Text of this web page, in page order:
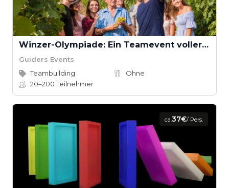
Winzer-Olympiade: Ein Teamevent voller Spaß und Kultur
Guiders Events
Teambuilding
Ohne
20–200Teilnehmer
ca.37€/ Pers.